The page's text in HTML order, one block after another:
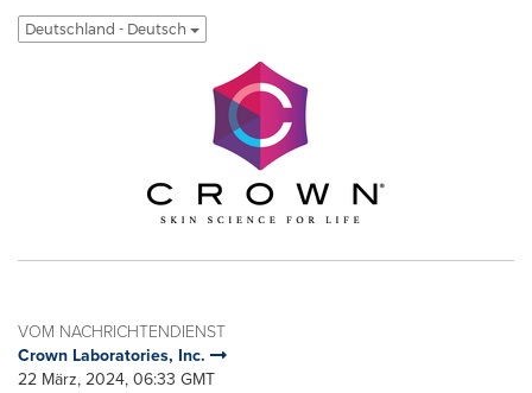
Deutschland - Deutsch
VOM NACHRICHTENDIENST
Crown Laboratories, Inc.
22 März, 2024, 06:33 GMT